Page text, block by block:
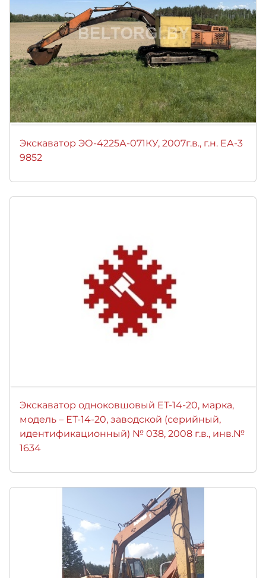
Экскаватор ЭО-4225А-071КУ, 2007г.в., г.н. ЕА-3
9852
Экскаватор одноковшовый ЕТ-14-20, марка,
модель – ЕТ-14-20, заводской (серийный,
идентификационный) № 038, 2008 г.в., инв.№
1634